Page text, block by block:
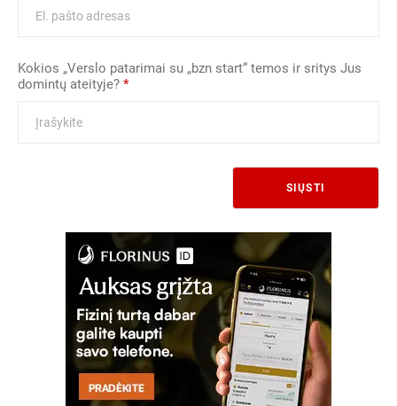
Kokios „Verslo patarimai su „bzn start“ temos ir sritys Jus
domintų ateityje? *